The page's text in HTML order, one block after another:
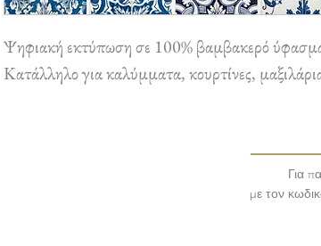
Ψηφιακή εκτύπωση σε 100% βαμβακερό
Κατάλληλο για καλύμματα, κουρτίνες,
Για
με τον